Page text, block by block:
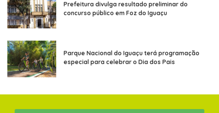
Prefeitura divulga resultado preliminar do
concurso público em Foz do Iguaçu
Parque Nacional do Iguaçu terá programação
especial para celebrar o Dia dos Pais